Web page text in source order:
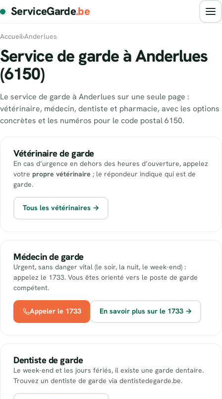
ServiceGarde.be
Accueil›Anderlues
Service de garde à Anderlues
(6150)
Le service de garde à Anderlues sur une seule page :
vétérinaire, médecin, dentiste et pharmacie, avec les options
concrètes et les numéros pour le code postal 6150.
Vétérinaire de garde
En cas d’urgence en dehors des heures d’ouverture, appelez
votre propre vétérinaire ; le répondeur indique qui est de
garde.
Tous les vétérinaires →
Médecin de garde
Urgent, sans danger vital (le soir, la nuit, le week-end) :
appelez le 1733. Vous êtes orienté vers le poste de garde
compétent.
Appeler le 1733 En savoir plus sur le 1733 →
Dentiste de garde
Le week-end et les jours fériés, il existe une garde dentaire.
Trouvez un dentiste de garde via dentistedegarde.be.